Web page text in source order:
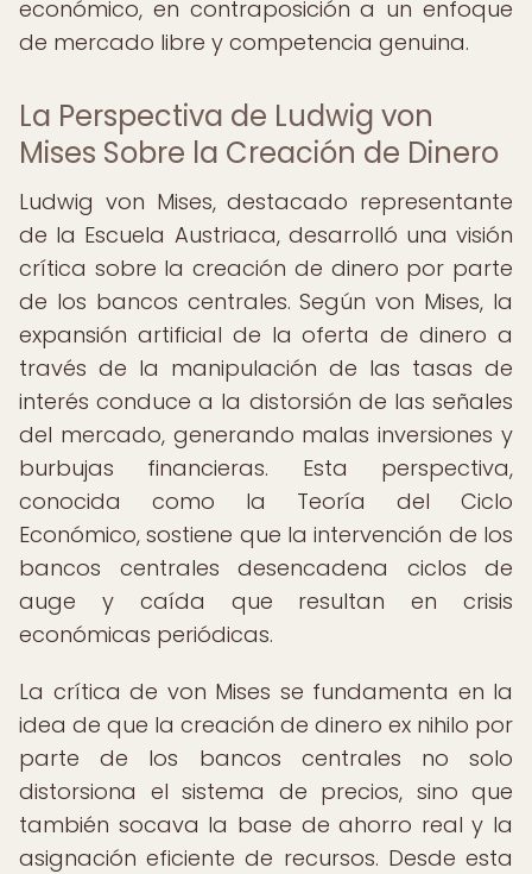
económico, en contraposición a un enfoque
de mercado libre y competencia genuina.
La Perspectiva de Ludwig von
Mises Sobre la Creación de Dinero
Ludwig von Mises, destacado representante
de la Escuela Austriaca, desarrolló una visión
crítica sobre la creación de dinero por parte
de los bancos centrales. Según von Mises, la
expansión artificial de la oferta de dinero a
través de la manipulación de las tasas de
interés conduce a la distorsión de las señales
del mercado, generando malas inversiones y
burbujas financieras. Esta perspectiva,
conocida como la Teoría del Ciclo
Económico, sostiene que la intervención de los
bancos centrales desencadena ciclos de
auge y caída que resultan en crisis
económicas periódicas.
La crítica de von Mises se fundamenta en la
idea de que la creación de dinero ex nihilo por
parte de los bancos centrales no solo
distorsiona el sistema de precios, sino que
también socava la base de ahorro real y la
asignación eficiente de recursos. Desde esta